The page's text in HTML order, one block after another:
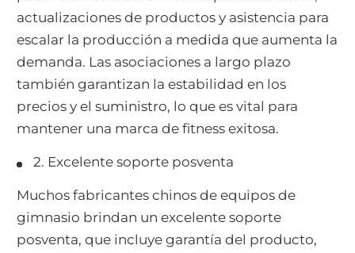
actualizaciones de productos y asistencia para
escalar la producción a medida que aumenta la
demanda. Las asociaciones a largo plazo
también garantizan la estabilidad en los
precios y el suministro, lo que es vital para
mantener una marca de fitness exitosa.
2. Excelente soporte posventa
Muchos fabricantes chinos de equipos de
gimnasio brindan un excelente soporte
posventa, que incluye garantía del producto,